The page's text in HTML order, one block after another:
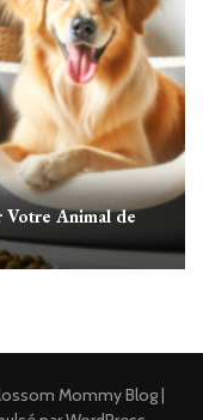
Votre Animal de
Mommy Blog |